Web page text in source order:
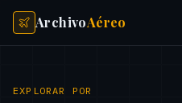
ArchivoAéreo
EXPLORAR POR